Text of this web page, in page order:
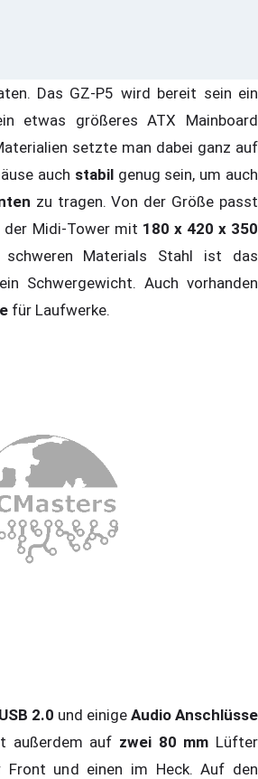
Das GZ-P5 wird bereit sein ein
etwas größeres ATX Mainboard
setzte man dabei ganz auf
auch stabil genug sein, um auch
zu tragen. Von der Größe passt
der Midi-Tower mit 180 x 420 x 350
Materials Stahl ist das
Schwergewicht. Auch vorhanden
für Laufwerke.
USB 2.0 und einige Audio Anschlüsse
außerdem auf zwei 80 mm Lüfter
Front und einen im Heck. Auf den